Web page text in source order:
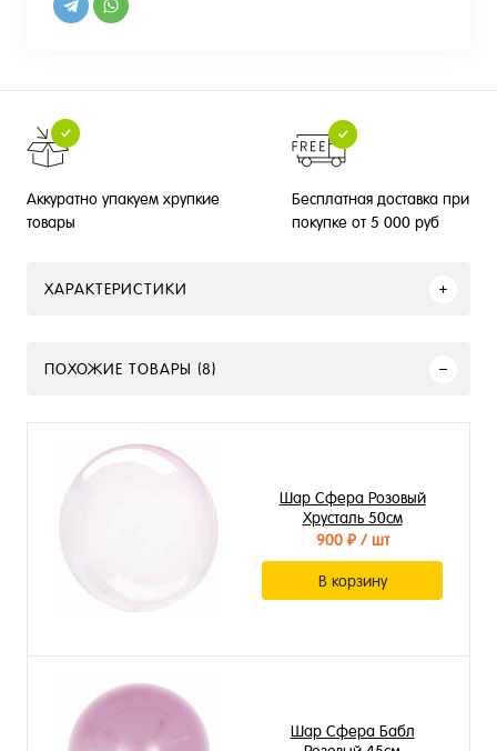
Аккуратно упакуем хрупкие
товары
Бесплатная доставка при
покупке от 5 000 руб
ХАРАКТЕРИСТИКИ
ПОХОЖИЕ ТОВАРЫ (8)
Шар Сфера Розовый
Хрусталь 50см
900 ₽/ шт
В корзину
Шар Сфера Бабл